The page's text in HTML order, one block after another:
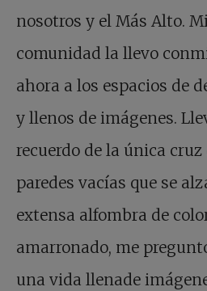
nosotros y el Más Alto.
comunidad la llevo
ahora a los espacios de
y llenos de imágenes.
recuerdo de la única cruz
paredes vacías que se
extensa alfombra de
amarronado, me
una vida llenade